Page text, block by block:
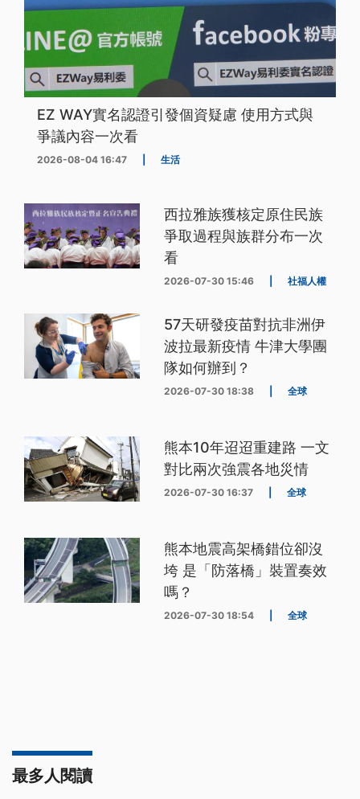
EZ WAY實名認證引發個資疑慮 使用方式與
爭議內容一次看
2026-08-04 16:47 生活
西拉雅族獲核定原住民族
爭取過程與族群分布一次
看
2026-07-30 15:46 社福人權
57天研發疫苗對抗非洲伊
波拉最新疫情 牛津大學團
隊如何辦到？
2026-07-30 18:38 全球
熊本10年迢迢重建路 一文
對比兩次強震各地災情
2026-07-30 16:37 全球
熊本地震高架橋錯位卻沒
垮 是「防落橋」裝置奏效
嗎？
2026-07-30 18:54 全球
最多人閱讀